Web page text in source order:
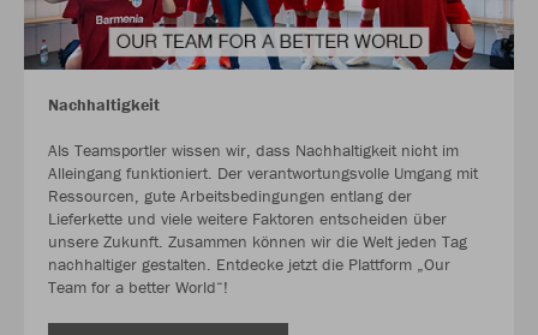
Nachhaltigkeit
Als Teamsportler wissen wir, dass Nachhaltigkeit nicht im
Alleingang funktioniert. Der verantwortungsvolle Umgang mit
Ressourcen, gute Arbeitsbedingungen entlang der
Lieferkette und viele weitere Faktoren entscheiden über
unsere Zukunft. Zusammen können wir die Welt jeden Tag
nachhaltiger gestalten. Entdecke jetzt die Plattform „Our
Team for a better World“!